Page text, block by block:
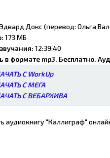
Эдвард Докс (перевод: Ольга
173 МБ
12:39:40
в формате mp3. Бесплатно.
С WorkUp
С МЕГА
С ВЕБАРХИВА
аудиокнигу "Каллиграф"